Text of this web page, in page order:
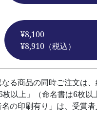
¥8,100
¥8,910（税込）
る商品の同時ご注文は
以上」（命名書は6枚以
の印刷有り」は、受賞者